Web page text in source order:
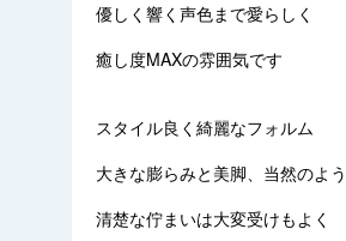
優しく響く声色まで愛らしく
癒し度MAXの雰囲気です
スタイル良く綺麗なフォルム
大きな膨らみと美脚、当然のよ
清楚な佇まいは大変受けもよく